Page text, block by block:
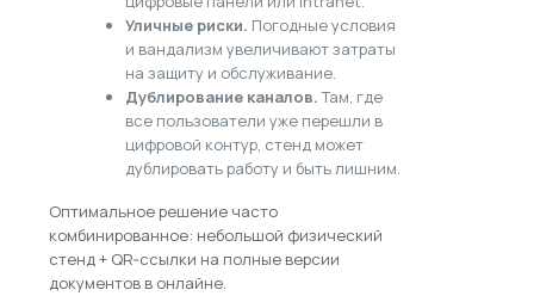
Уличные риски. Погодные условия
и вандализм увеличивают затраты
на защиту и обслуживание.
Дублирование каналов.Там, где
все пользователи уже перешли в
цифровой контур, стенд может
дублировать работу и быть лишним.
Оптимальное решение часто
комбинированное: небольшой физический
стенд + QR‑ссылки на полные версии
документов в онлайне.